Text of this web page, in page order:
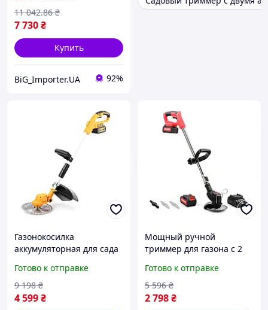
триммер Прокраф
7 730₴
11 042.86 ₴
Купить
BiG_Importer.UA 92%
Газонокосилка
аккумуляторная для сада
DCMST156N (48V, 6AH),
АКБ триммер
бесщеточный ручной
Готово к отправке
4 599₴
9 198 ₴
Мощный ручной
триммер для газона с 2
4AH), Аккумуляторная
портативная косилка для
сада
Готово к отправке
2 798₴
5 596 ₴